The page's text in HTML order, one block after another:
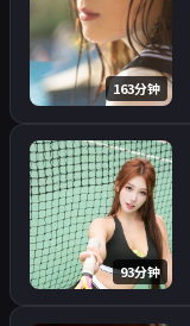
163分钟
93分钟